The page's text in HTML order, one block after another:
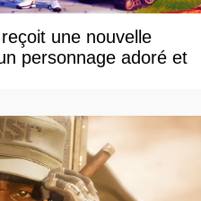
une nouvelle
personnage adoré et